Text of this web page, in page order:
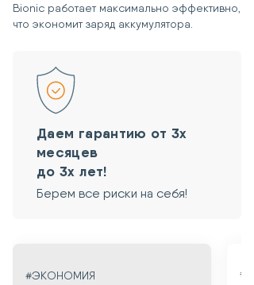
Bionic работает максимально эффективно,
что экономит заряд аккумулятора.
Даем гарантию от 3х
месяцев
до 3х лет!
Берем все риски на себя!
#ЭКОНОМИЯ